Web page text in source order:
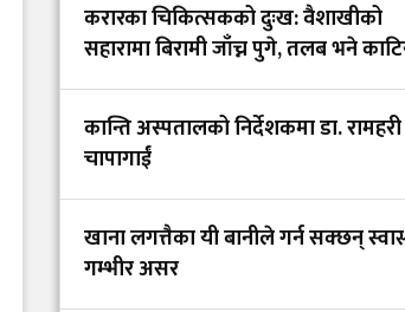
गंगालालको
निर्देशक प्रा.डा.
गोविन्द अमात्य को
यादवको प्रश्न-
ट्रमा सेन्टर कहाँ
करारका चिकित्सकको दुःख: वैशाखीको
सहारामा बिरामी जाँच्न पुगे, तलब भने
कान्ति अस्पतालको निर्देशकमा डा. रामहरी
चापागाईं
खाना लगत्तैका यी बानीले गर्न सक्छन्
गम्भीर असर